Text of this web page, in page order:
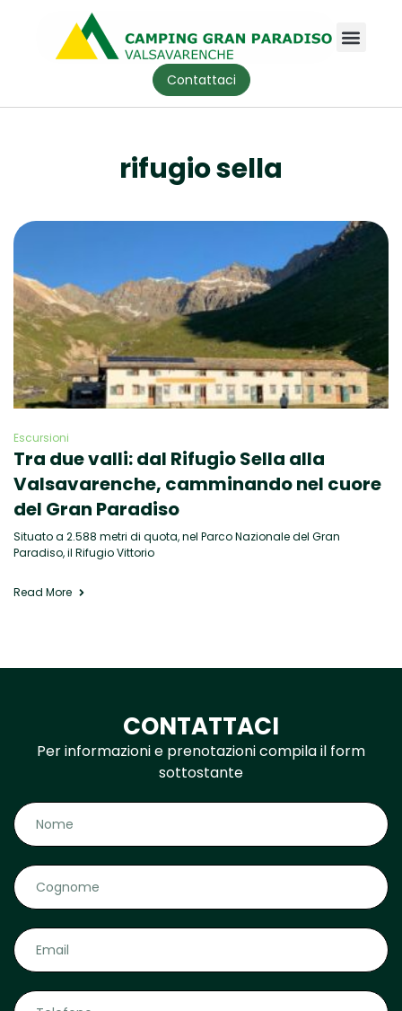
Contattaci
rifugio sella
Escursioni
Tra due valli: dal Rifugio Sella alla
Valsavarenche, camminando nel cuore
del Gran Paradiso
Situato a 2.588 metri di quota, nel Parco Nazionale del Gran
Paradiso, il Rifugio Vittorio
Read More
CONTATTACI
Per informazioni e prenotazioni compila il form
sottostante